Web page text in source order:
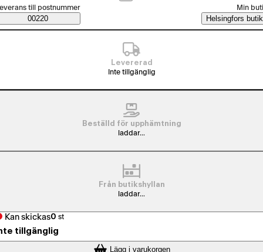
Saatavuustiedot
beställningssätt
till postnummer
00220
Min
Helsingfors butik
Levererad
Inte tillgänglig
Beställd för upphämtning
laddar...
Från butikshyllan
laddar...
Kan skickas0 st
tillgänglig
Lägg i varukorgen